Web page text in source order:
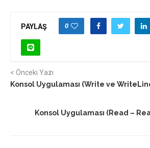
PAYLAŞ 0
< Önceki Yazı
Konsol Uygulaması (Write ve
Konsol Uygulaması (Read –